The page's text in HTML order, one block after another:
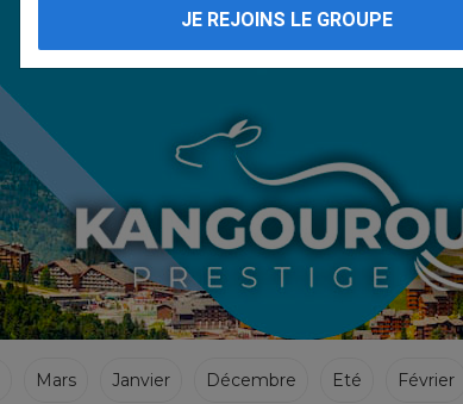
Mars Janvier Décembre Eté Février
JE REJOINS LE GROUPE